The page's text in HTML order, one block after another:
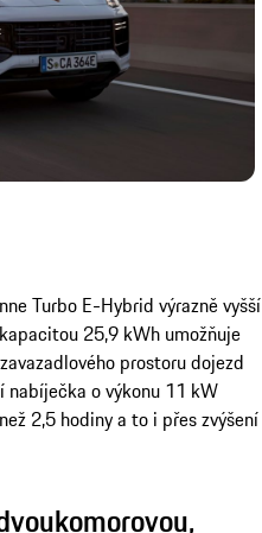
Turbo E-Hybrid výrazně vyšší
25,9 kWh umožňuje
prostoru dojezd
nabíječka o výkonu 11 kW
2,5 hodiny a to i přes zvýšení